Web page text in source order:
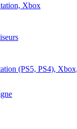
Xbox
(PS5, PS4),